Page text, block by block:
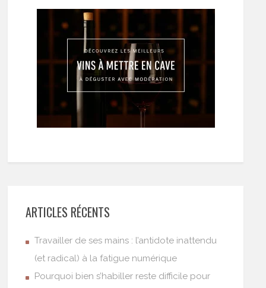
ARTICLES RÉCENTS
Travailler de ses mains : l’antidote inattendu
(et radical) à la fatigue numérique
Pourquoi bien s’habiller reste difficile pour